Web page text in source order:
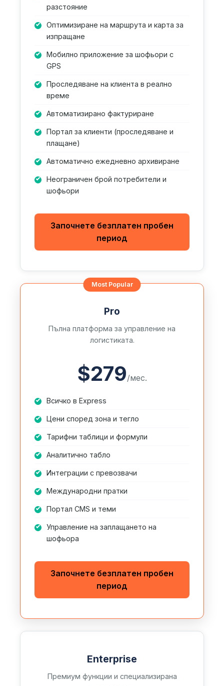
разстояние
Оптимизиране на маршрута и карта за
изпращане
Мобилно приложение за шофьори с
GPS
Проследяване на клиента в реално
време
Автоматизирано фактуриране
Портал за клиенти (проследяване и
плащане)
Автоматично ежедневно архивиране
Неограничен брой потребители и
шофьори
Започнете безплатен пробен
период
Pro
Пълна платформа за управление на
логистиката.
$279/мес.
Всичко в Express
Цени според зона и тегло
Тарифни таблици и формули
Аналитично табло
Интеграции с превозвачи
Международни пратки
Портал CMS и теми
Управление на заплащането на
шофьора
Започнете безплатен пробен
период
Enterprise
Премиум функции и специализирана